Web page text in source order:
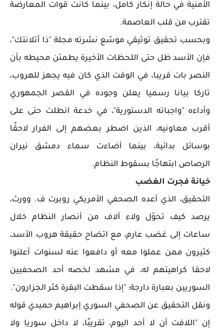
الأمنية في حالة إنكار كامل، بينما كانت قوات المعارضة
تقترب من قلب العاصمة.
وبحسب تحقيق توثيقي موسّع نشرته مجلة "ذا أتلانتك"،
فإن الأسد ظل حتى اللحظات الأخيرة يطمئن محيطه بأن
النصر بات قريبا، في الوقت الذي كان فيه يجهز للهروب،
تاركا بيانا رسميا يعلن وجوده في القصر الجمهوري
وأداءه "واجباته الدستورية"، في خدعة انطلت حتى على
أقرب معاونيه، الذين اضطر بعضهم إلى الفرار لاحقًا
بوسائل بدائية، بينما أضاءت سماء دمشق نيران
الرصاص ابتهاجًا بسقوط النظام.
خيانة فجرت الغضب
التحقيق، الذي أعده الصحفي الأمريكي روبرت ف. وورث،
يرصد كيف تحوّل ولاء آلاف من أنصار النظام خلال
ساعات إلى غضب عارم، مع اتضاح حقيقة هروب الأسد،
كثيرون ممن عملوا معه أو دافعوا عنه لسنوات أعلنوا
لاحقا كراهيتهم له، في مشهد لخصه أحد الصحفيين
السوريين بعبارة دارجة: "إذا سقطت البقرة كثر الجزارون".
ونقل التحقيق عن الصحفي السوري إبراهيم حميدي قوله
إن "اللافت أن لا أحد اليوم، تقريبًا، لا داخل سوريا ولا